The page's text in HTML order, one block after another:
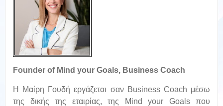
Founder of Mind your Goals, Business Coach
H Μαίρη Γουδή εργάζεται σαν Business Coach μέσω
της δικής της εταιρίας, της Mind your Goals που